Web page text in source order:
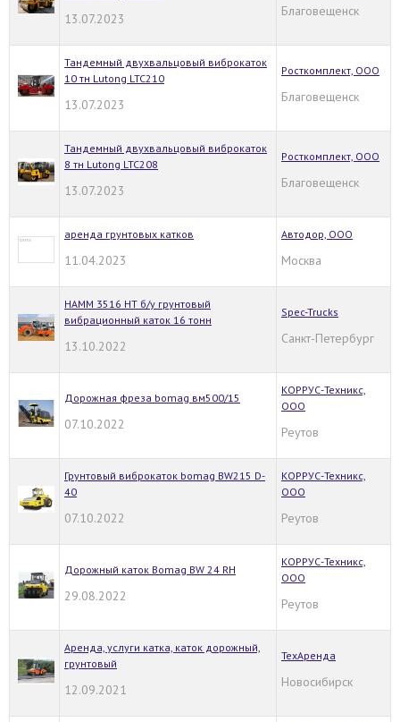
13.07.2023 Благовещенск
Тандемный двухвальцовый виброкаток
10 тн Lutong LTC210
13.07.2023
Росткомплект, ООО
Благовещенск
Тандемный двухвальцовый виброкаток
8 тн Lutong LTC208
13.07.2023
Росткомплект, ООО
Благовещенск
аренда грунтовых катков
11.04.2023
Автодор, ООО
Москва
HAMM 3516 HT б/у грунтовый
вибрационный каток 16 тонн
13.10.2022
Spec-Trucks
Санкт-Петербург
Дорожная фреза bomag вм500/15
07.10.2022
КОРРУС-Техникс,
ООО
Реутов
Грунтовый виброкаток bomag BW215 D-
40
07.10.2022
КОРРУС-Техникс,
ООО
Реутов
Дорожный каток Bomag BW 24 RH
29.08.2022
КОРРУС-Техникс,
ООО
Реутов
Аренда, услуги катка, каток дорожный,
грунтовый
12.09.2021
ТехАренда
Новосибирск